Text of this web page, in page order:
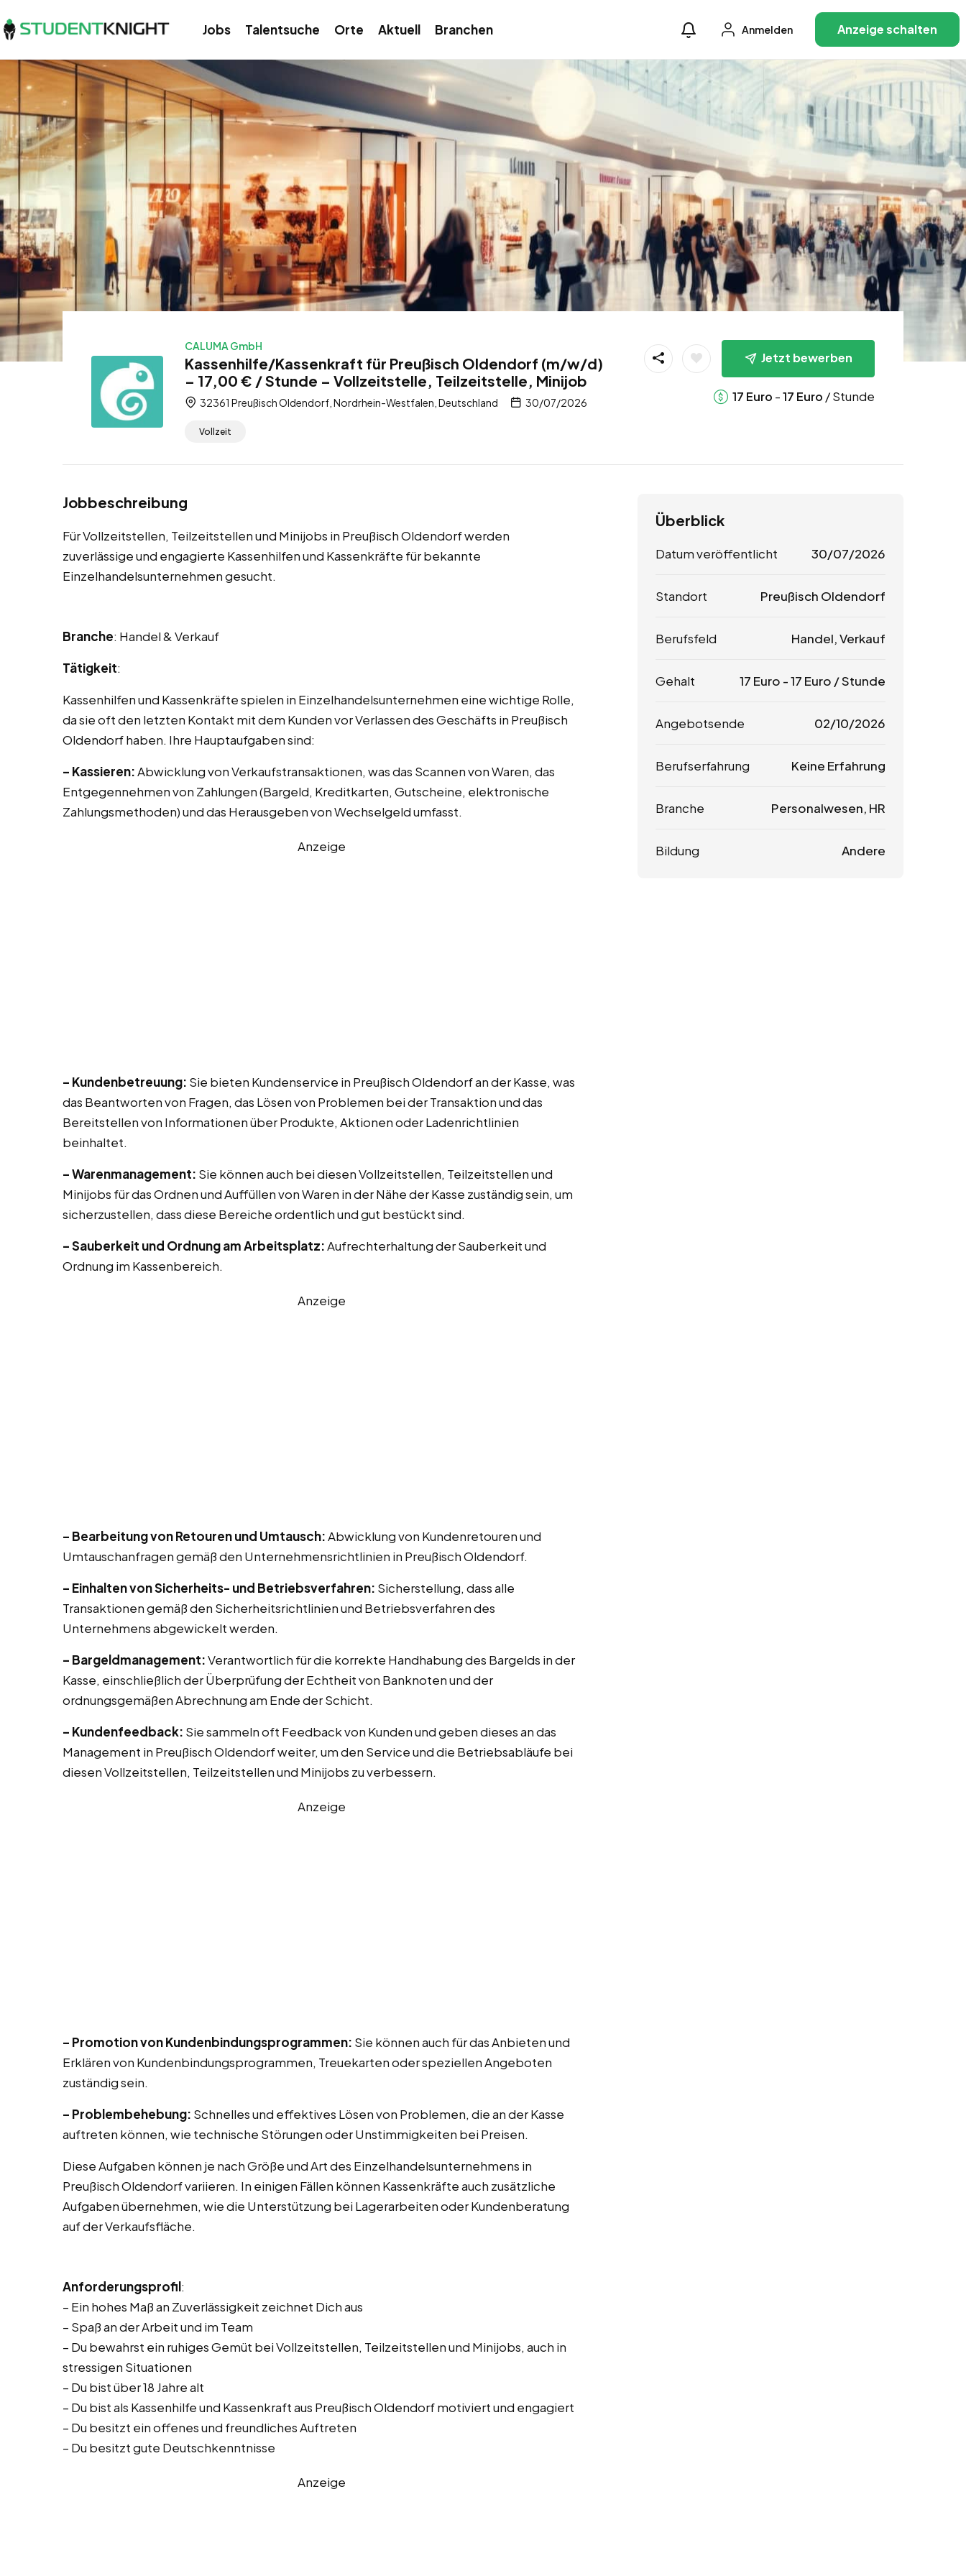
Jobs Talentsuche Orte Aktuell Branchen Anmelden Anzeige schalten
CALUMA GmbH
Kassenhilfe/Kassenkraft für Preußisch Oldendorf (m/w/d)
– 17,00 € / Stunde – Vollzeitstelle, Teilzeitstelle, Minijob
32361 Preußisch Oldendorf, Nordrhein-Westfalen, Deutschland 30/07/2026
Vollzeit
Jetzt bewerben
17 Euro -17 Euro / Stunde
Jobbeschreibung
Für Vollzeitstellen, Teilzeitstellen und Minijobs in Preußisch Oldendorf werden
zuverlässige und engagierte Kassenhilfen und Kassenkräfte für bekannte
Einzelhandelsunternehmen gesucht.
Branche: Handel & Verkauf
Tätigkeit:
Kassenhilfen und Kassenkräfte spielen in Einzelhandelsunternehmen eine wichtige Rolle,
da sie oft den letzten Kontakt mit dem Kunden vor Verlassen des Geschäfts in Preußisch
Oldendorf haben. Ihre Hauptaufgaben sind:
– Kassieren:Abwicklung von Verkaufstransaktionen, was das Scannen von Waren, das
Entgegennehmen von Zahlungen (Bargeld, Kreditkarten, Gutscheine, elektronische
Zahlungsmethoden) und das Herausgeben von Wechselgeld umfasst.
Anzeige
– Kundenbetreuung: Sie bieten Kundenservice in Preußisch Oldendorf an der Kasse, was
das Beantworten von Fragen, das Lösen von Problemen bei der Transaktion und das
Bereitstellen von Informationen über Produkte, Aktionen oder Ladenrichtlinien
beinhaltet.
– Warenmanagement: Sie können auch bei diesen Vollzeitstellen, Teilzeitstellen und
Minijobs für das Ordnen und Auffüllen von Waren in der Nähe der Kasse zuständig sein, um
sicherzustellen, dass diese Bereiche ordentlich und gut bestückt sind.
– Sauberkeit und Ordnung am Arbeitsplatz:Aufrechterhaltung der Sauberkeit und
Ordnung im Kassenbereich.
Anzeige
– Bearbeitung von Retouren und Umtausch:Abwicklung von Kundenretouren und
Umtauschanfragen gemäß den Unternehmensrichtlinien in Preußisch Oldendorf.
– Einhalten von Sicherheits- und Betriebsverfahren: Sicherstellung, dass alle
Transaktionen gemäß den Sicherheitsrichtlinien und Betriebsverfahren des
Unternehmens abgewickelt werden.
– Bargeldmanagement:Verantwortlich für die korrekte Handhabung des Bargelds in der
Kasse, einschließlich der Überprüfung der Echtheit von Banknoten und der
ordnungsgemäßen Abrechnung am Ende der Schicht.
– Kundenfeedback: Sie sammeln oft Feedback von Kunden und geben dieses an das
Management in Preußisch Oldendorf weiter, um den Service und die Betriebsabläufe bei
diesen Vollzeitstellen, Teilzeitstellen und Minijobs zu verbessern.
Anzeige
– Promotion von Kundenbindungsprogrammen: Sie können auch für das Anbieten und
Erklären von Kundenbindungsprogrammen, Treuekarten oder speziellen Angeboten
zuständig sein.
– Problembehebung: Schnelles und effektives Lösen von Problemen, die an der Kasse
auftreten können, wie technische Störungen oder Unstimmigkeiten bei Preisen.
Diese Aufgaben können je nach Größe und Art des Einzelhandelsunternehmens in
Preußisch Oldendorf variieren. In einigen Fällen können Kassenkräfte auch zusätzliche
Aufgaben übernehmen, wie die Unterstützung bei Lagerarbeiten oder Kundenberatung
auf der Verkaufsfläche.
Anforderungsprofil:
– Ein hohes Maß an Zuverlässigkeit zeichnet Dich aus
– Spaß an der Arbeit und im Team
– Du bewahrst ein ruhiges Gemüt bei Vollzeitstellen, Teilzeitstellen und Minijobs, auch in
stressigen Situationen
– Du bist über 18 Jahre alt
– Du bist als Kassenhilfe und Kassenkraft aus Preußisch Oldendorf motiviert und engagiert
– Du besitzt ein offenes und freundliches Auftreten
– Du besitzt gute Deutschkenntnisse
Anzeige
Überblick
Datum veröffentlicht 30/07/2026
Standort Preußisch Oldendorf
Berufsfeld Handel, Verkauf
Gehalt 17 Euro -17 Euro / Stunde
Angebotsende 02/10/2026
Berufserfahrung Keine Erfahrung
Branche Personalwesen, HR
Bildung Andere